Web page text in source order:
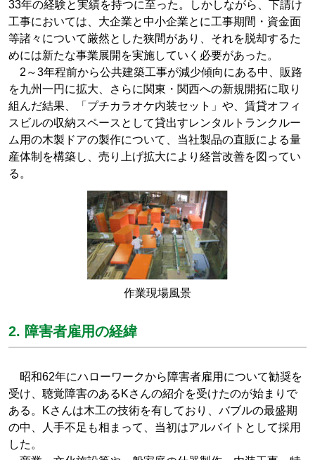
33年の経験と実績を持つに至った。しかしながら、下請け
工事においては、大企業と中小企業とに工事期間・資金面
等諸々について厳然とした狭間があり、それを脱却するた
めには新たな事業展開を実施していく必要があった。
2～3年程前から公共建築工事が減少傾向にある中、販路
を九州一円に拡大、さらに関東・関西への新規開拓に取り
組んだ結果、「プチカラオケ内装セット」や、賃貸オフィ
スビルの収納スペースとして貸出すレンタルトランクルー
ム用の木製ドアの製作について、当社製品の直販による量
産体制を構築し、売り上げ拡大により経営改善を図ってい
る。
作業現場風景
2. 障害者雇用の経緯
昭和62年にハローワークから障害者雇用について勧奨を
受け、聴覚障害のあるKさんの紹介を受けたのが始まりで
ある。Kさんは木工の技術を有しており、バブルの最盛期
の中、人手不足も相まって、当初はアルバイトとして採用
した。